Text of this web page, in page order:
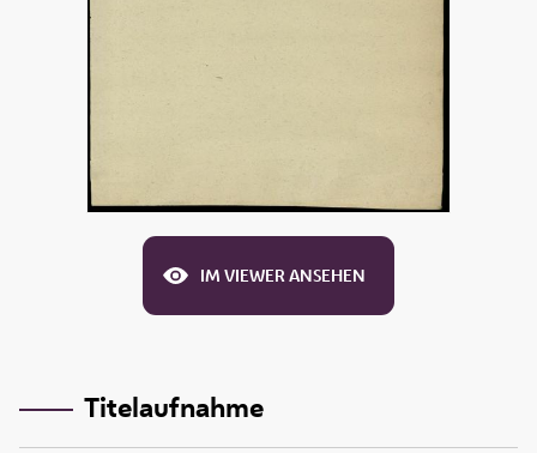
IM VIEWER ANSEHEN
Titelaufnahme